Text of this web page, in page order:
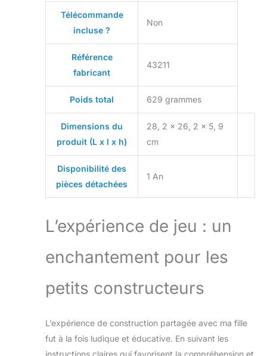
nouvelles histoires
au Bois Dormant de
jouets de château à
adorer ce jouet
comme cadeau
spécial pour les
enfants âgés de 4
ans et plus
Télécommande
incluse ?
Non
Référence
fabricant
43211
Poids total 629 grammes
Dimensions du
produit (L x l x h)
28, 2 x 26, 2 x 5, 9
cm
Disponibilité des
pièces détachées
1 An
L’expérience de jeu : un
enchantement pour les
petits constructeurs
L’expérience de construction partagée avec ma fille
fut à la fois ludique et éducative. En suivant les
instructions claires qui favorisent la compréhension et